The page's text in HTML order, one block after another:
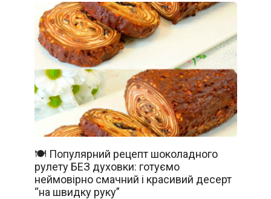
🍽️ Популярний рецепт шоколадного
рулету БЕЗ духовки: готуємо
неймовірно смачний і красивий десерт
“на швидку руку”